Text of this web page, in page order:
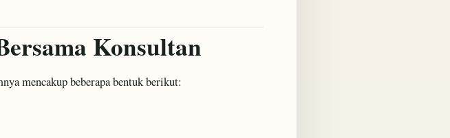
Konsultan
mencakup beberapa bentuk berikut: